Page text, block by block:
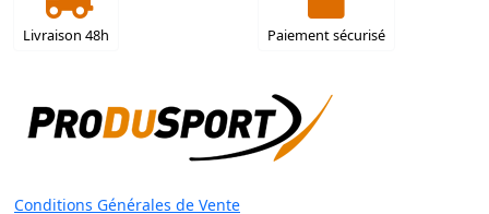
Livraison 48h Paiement sécurisé
Conditions Générales de Vente